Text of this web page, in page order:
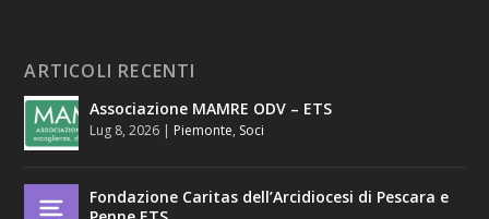
ARTICOLI RECENTI
Associazione MAMRE ODV – ETS
Lug 8, 2026 | Piemonte, Soci
Fondazione Caritas dell’Arcidiocesi di Pescara e